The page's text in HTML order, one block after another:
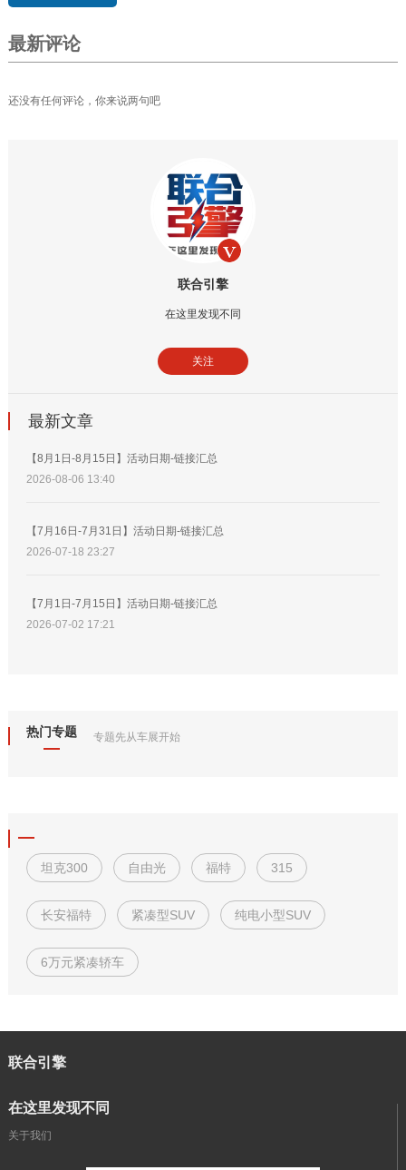
最新评论
还没有任何评论，你来说两句吧
联合引擎
在这里发现不同
关注
最新文章
【8月1日-8月15日】活动日期-链接汇总
2026-08-06 13:40
【7月16日-7月31日】活动日期-链接汇总
2026-07-18 23:27
【7月1日-7月15日】活动日期-链接汇总
2026-07-02 17:21
热门专题 专题先从车展开始
坦克300 自由光 福特 315
长安福特 紧凑型SUV 纯电小型SUV
6万元紧凑轿车
联合引擎
在这里发现不同
关于我们